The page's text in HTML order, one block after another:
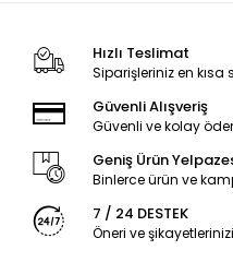
Hızlı Teslimat
Siparişleriniz en kısa
Güvenli Alışveriş
Güvenli ve kolay
Geniş Ürün
Binlerce ürün ve
7 / 24 DESTEK
Öneri ve